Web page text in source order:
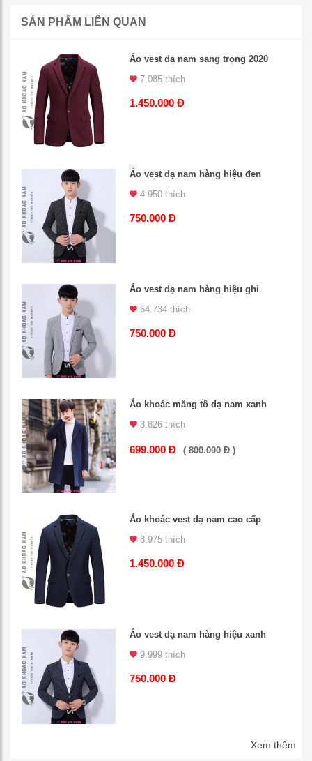
SẢN PHẨM LIÊN QUAN
Áo vest dạ nam sang trọng 2020
7.085 thích
1.450.000 Đ
Áo vest dạ nam hàng hiệu đen
4.950 thích
750.000 Đ
Áo vest dạ nam hàng hiệu ghi
54.734 thích
750.000 Đ
Áo khoác măng tô dạ nam xanh
3.826 thích
699.000 Đ ( 800.000 Đ )
Áo khoác vest dạ nam cao cấp
8.975 thích
1.450.000 Đ
Áo vest dạ nam hàng hiệu xanh
9.999 thích
750.000 Đ
Xem thêm